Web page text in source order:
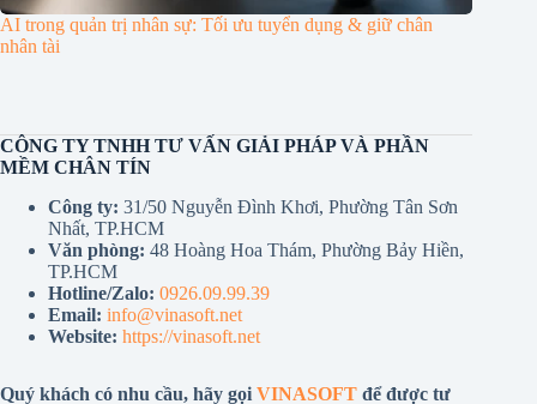
AI trong quản trị nhân sự: Tối ưu tuyển dụng & giữ chân
nhân tài
CÔNG TY TNHH TƯ VẤN GIẢI PHÁP VÀ PHẦN
MỀM CHÂN TÍN
Công ty: 31/50 Nguyễn Đình Khơi, Phường Tân Sơn
Nhất, TP.HCM
Văn phòng: 48 Hoàng Hoa Thám, Phường Bảy Hiền,
TP.HCM
Hotline/Zalo: 0926.09.99.39
Email: info@vinasoft.net
Website: https://vinasoft.net
Quý khách có nhu cầu, hãy gọi VINASOFT để được tư